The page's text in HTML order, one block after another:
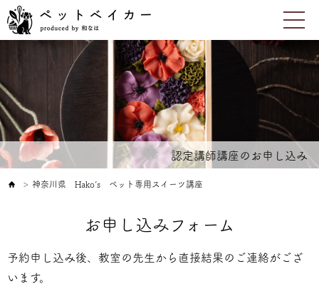
認定講師講座のお申し込み
＞ 神奈川県 Hako’s ペット専用スイーツ講座
お申し込みフォーム
予約申し込み後、教室の先生から直接結果のご連絡がござ
います。